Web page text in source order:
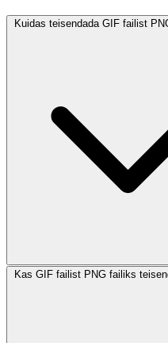
Kuidas teisendada GIF failist
Kas GIF failist PNG failiks